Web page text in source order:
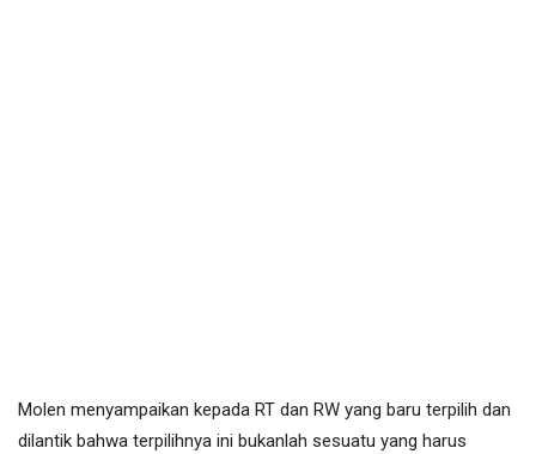
Molen menyampaikan kepada RT dan RW yang baru terpilih dan
dilantik bahwa terpilihnya ini bukanlah sesuatu yang harus